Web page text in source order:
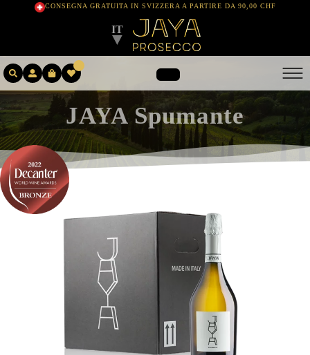
CONSEGNA GRATUITA IN SVIZZERA A PARTIRE DA 90,00 CHF
IT
▼
SHOPPING
JAYA Spumante